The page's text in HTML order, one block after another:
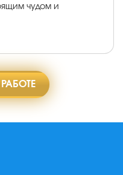
чудом и